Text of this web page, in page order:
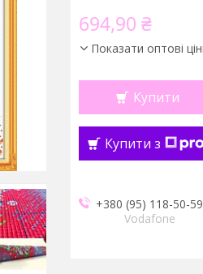
694,90 ₴
Показати оптові
Купити
Купити з
+380 (95) 118-50-59
Vodafone